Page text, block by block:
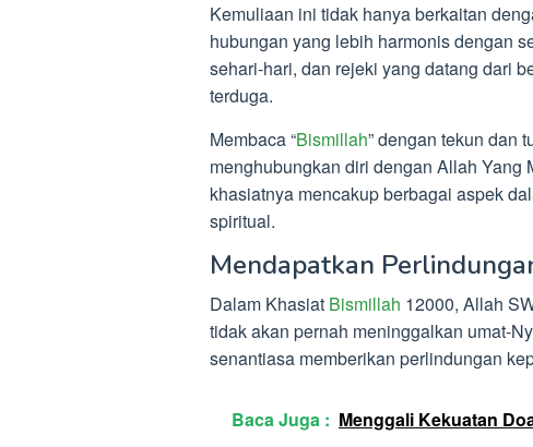
Kemuliaan ini tidak hanya berkaitan
hubungan yang lebih harmonis dengan
sehari-hari, dan rejeki yang datang dari
terduga.
Membaca “Bismillah” dengan tekun dan
menghubungkan diri dengan Allah Yang
khasiatnya mencakup berbagai aspek
spiritual.
Mendapatkan
Dalam Khasiat Bismillah 12000, Allah
tidak akan pernah meninggalkan umat-
senantiasa memberikan perlindungan
Baca Juga : Menggali Kekuatan